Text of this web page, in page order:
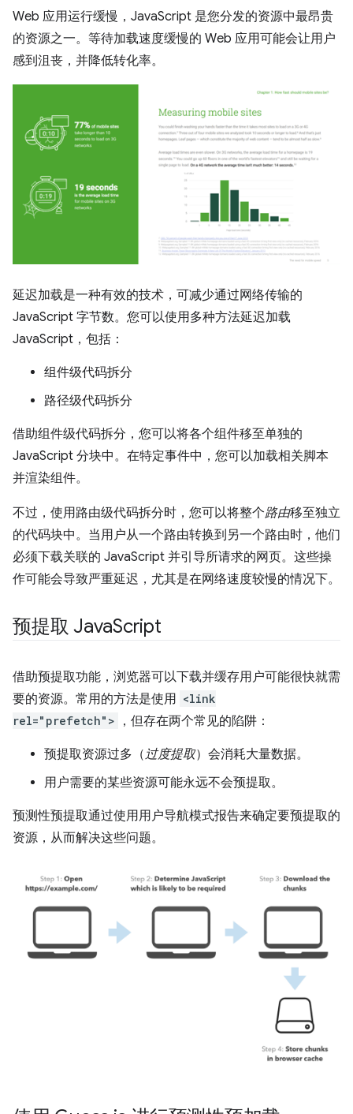
Web 应用运行缓慢，JavaScript 是您分发的资源中最昂贵
的资源之一。等待加载速度缓慢的 Web 应用可能会让用户
感到沮丧，并降低转化率。
延迟加载是一种有效的技术，可减少通过网络传输的
JavaScript 字节数。您可以使用多种方法延迟加载
JavaScript，包括：
组件级代码拆分
路径级代码拆分
借助组件级代码拆分，您可以将各个组件移至单独的
JavaScript 分块中。在特定事件中，您可以加载相关脚本
并渲染组件。
不过，使用路由级代码拆分时，您可以将整个路由移至独立
的代码块中。当用户从一个路由转换到另一个路由时，他们
必须下载关联的 JavaScript 并引导所请求的网页。这些操
作可能会导致严重延迟，尤其是在网络速度较慢的情况下。
预提取 JavaScript
借助预提取功能，浏览器可以下载并缓存用户可能很快就需
要的资源。常用的方法是使用 <link
rel="prefetch">
，但存在两个常见的陷阱：
预提取资源过多（过度提取）会消耗大量数据。
用户需要的某些资源可能永远不会预提取。
预测性预提取通过使用用户导航模式报告来确定要预提取的
资源，从而解决这些问题。